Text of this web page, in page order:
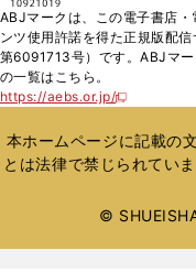
ABJマークは、この電子書店
ンツ使用許諾を得た正規版配
第6091713号）です。ABJマ
の一覧はこちら。
https://aebs.or.jp/
新
い
ウ
ィ
ウ
本ホームページに記載の
とは法律で禁じられてい
©